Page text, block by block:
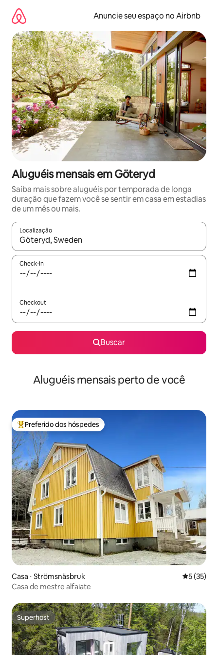
para
conteúdo
Anuncie seu espaço no Airbnb
Aluguéis mensais em Göteryd
Saiba mais sobre aluguéis por temporada de longa
duração que fazem você se sentir em casa em estadias
de um mês ou mais.
Localização
Quando os resultados estiverem disponíveis, explore-os
Check-in
Checkout
Buscar
Aluguéis mensais perto de você
Entre os melhores preferidos dos hóspedes
Preferido dos hóspedes
Casa ⋅ Strömsnäsbruk 5 de uma
5 (35)
Casa de mestre alfaiate
Superhost
Superhost